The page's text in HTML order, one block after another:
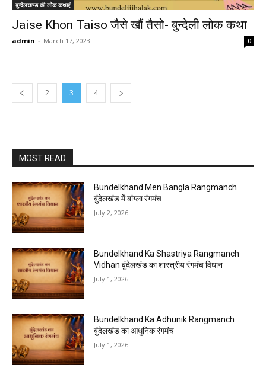
बुन्देलखण्ड की लोक कथाएं
Jaise Khon Taiso जैसे खौं तैसो- बुन्देली लोक कथा
admin - March 17, 2023 0
2 3 4
MOST READ
Bundelkhand Men Bangla Rangmanch
बुंदेलखंड में बांग्ला रंगमंच
July 2, 2026
Bundelkhand Ka Shastriya Rangmanch
Vidhan बुंदेलखंड का शास्त्रीय रंगमंच विधान
July 1, 2026
Bundelkhand Ka Adhunik Rangmanch
बुंदेलखंड का आधुनिक रंगमंच
July 1, 2026